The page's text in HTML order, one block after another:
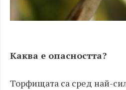
Каква е опасността?
Торфищата са сред най-